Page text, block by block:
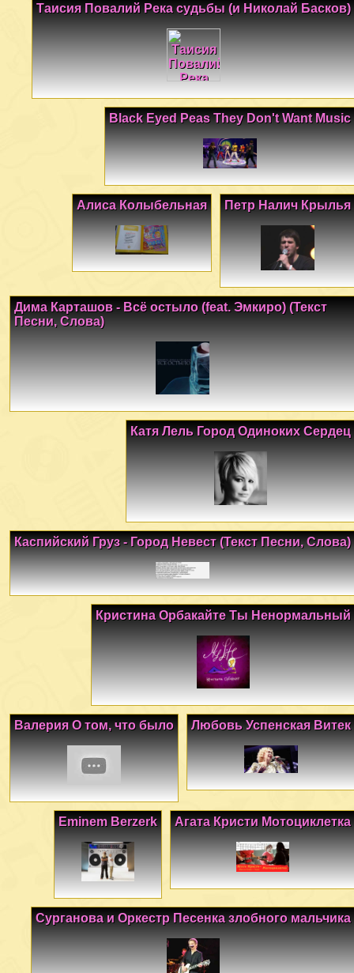
Таисия Повалий Река судьбы (и Николай Басков)
Black Eyed Peas They Don't Want Music
Петр Налич Крылья
Алиса Колыбельная
Дима Карташов - Всё остыло (feat. Эмкиро) (Текст
Песни, Слова)
Катя Лель Город Одиноких Сердец
Каспийский Груз - Город Невест (Текст Песни, Слова)
Кристина Орбакайте Ты Ненормальный
Любовь Успенская Витек
Валерия О том, что было
Агата Кристи Мотоциклетка
Eminem Berzerk
Сурганова и Оркестр Песенка злобного мальчика